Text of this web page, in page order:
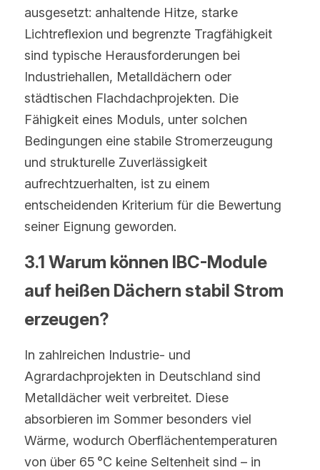
ausgesetzt: anhaltende Hitze, starke
Lichtreflexion und begrenzte Tragfähigkeit
sind typische Herausforderungen bei
Industriehallen, Metalldächern oder
städtischen Flachdachprojekten. Die
Fähigkeit eines Moduls, unter solchen
Bedingungen eine stabile Stromerzeugung
und strukturelle Zuverlässigkeit
aufrechtzuerhalten, ist zu einem
entscheidenden Kriterium für die Bewertung
seiner Eignung geworden.
3.1 Warum können IBC-Module
auf heißen Dächern stabil Strom
erzeugen?
In zahlreichen Industrie- und
Agrardachprojekten in Deutschland sind
Metalldächer weit verbreitet. Diese
absorbieren im Sommer besonders viel
Wärme, wodurch Oberflächentemperaturen
von über 65 °C keine Seltenheit sind – in